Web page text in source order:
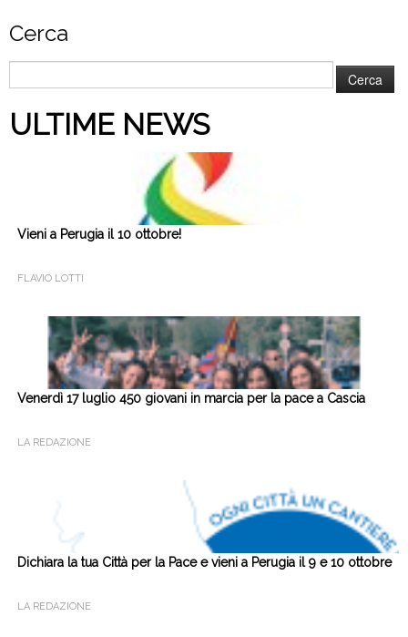
Cerca
per:
ULTIME NEWS
Vieni a Perugia il 10 ottobre!
FLAVIO LOTTI
Venerdì 17 luglio 450 giovani in marcia per la pace a Cascia
LA REDAZIONE
Dichiara la tua Città per la Pace e vieni a Perugia il 9 e 10 ottobre
LA REDAZIONE